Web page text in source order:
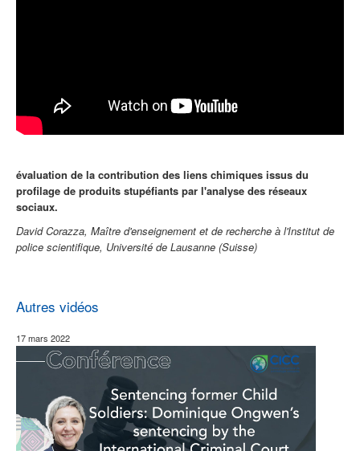
évaluation de la contribution des liens chimiques issus du
profilage de produits stupéfiants par l'analyse des réseaux
sociaux.
David Corazza, Maître d'enseignement et de recherche à l'Institut de
police scientifique, Université de Lausanne (Suisse)
Autres vidéos
17 mars 2022